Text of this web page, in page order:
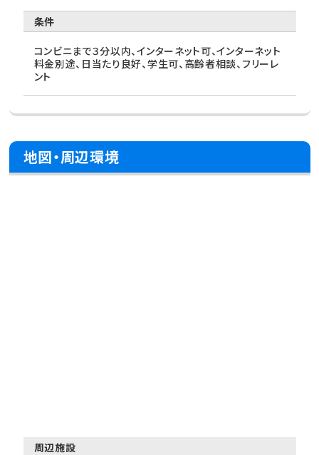
条件
コンビニまで３分以内、インターネット可、インターネット
料金別途、日当たり良好、学生可、高齢者相談、フリーレ
ント
地図・周辺環境
周辺施設